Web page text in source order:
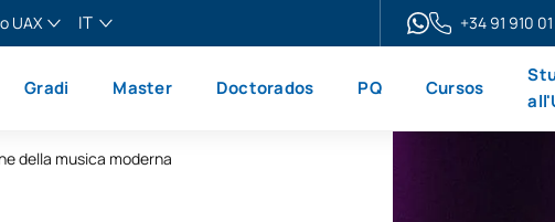
UAX
IT
English
Français
+34 91 910
Gradi Master Doctorados PQ Cursos
della musica moderna